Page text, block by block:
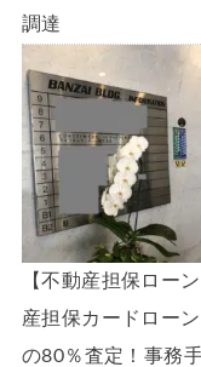
調達
【不動産担保ロー
産担保カードロー
の80％査定！事務